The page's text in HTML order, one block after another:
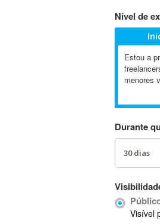
3GSM
4D
802.11
A&P
A-GPS
Ab Initio
ABIS
Nível de
Estou a
menores
Durante
Visível